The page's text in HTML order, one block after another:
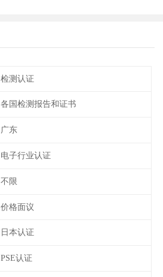
检测认证
各国检测报告和证书
广东
电子行业认证
不限
价格面议
日本认证
PSE认证